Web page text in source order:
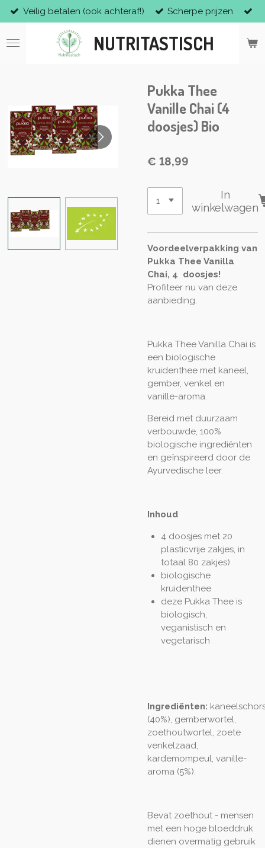
Ga
direct
naar
NUTRITASTISCH
Veilig betalen (ook achteraf!) Scherpe prijzen
Pukka Thee
Vanille Chai (4
doosjes) Bio
€ 18,99
In
winkelwagen
Voordeelverpakking van
Pukka Thee Vanilla
Chai, 4 doosjes!
Profiteer nu van deze
aanbieding.
Pukka Thee Vanilla Chai is
een biologische
kruidenthee met kaneel,
gember, venkel en
vanille-aroma.
Bereid met duurzaam
verbouwde, 100%
biologische ingrediënten
en geïnspireerd door de
Ayurvedische leer.
Inhoud
4 doosjes met 20
plasticvrije zakjes, in
totaal 80 zakjes)
biologische
kruidenthee
deze Pukka Thee is
biologisch,
veganistisch en
vegetarisch
Ingrediënten:
(40%), gemberwortel,
zoethoutwortel, zoete
venkelzaad,
kardemompeul, vanille-
aroma (5%).
Bevat zoethout - mensen
met een hoge bloeddruk
dienen overmatig gebruik